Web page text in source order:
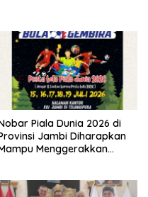
Piala Dunia 2026 di
Jambi Diharapkan
Menggerakkan